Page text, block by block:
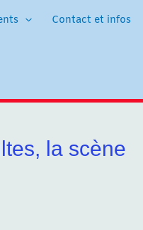
Contact et infos
la scène